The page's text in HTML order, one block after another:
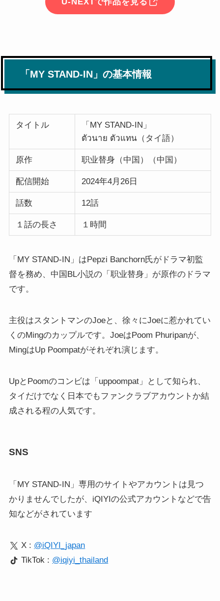
「MY STAND-IN」の基本情報
タイトル
「MY STAND-IN」
ตัวนาย ตัวแทน（タイ語）
原作 职业替身（中国）（中国）
配信開始 2024年4月26日
話数 12話
１話の長さ １時間
「MY STAND-IN」はPepzi Banchorn氏がドラマ初監
督を務め、中国BL小説の「职业替身」が原作のドラマ
です。
主役はスタントマンのJoeと、徐々にJoeに惹かれてい
くのMingのカップルです。JoeはPoom Phuripanが、
MingはUp Poompatがそれぞれ演じます。
UpとPoomのコンビは「uppoompat」として知られ、
タイだけでなく日本でもファンクラブアカウントか結
成される程の人気です。
SNS
「MY STAND-IN」専用のサイトやアカウントは見つ
かりませんでしたが、iQIYIの公式アカウントなどで告
知などがされています
X : @iQIYI_japan
TikTok : @iqiyi_thailand